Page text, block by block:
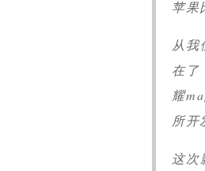
苹果
从
在了
耀
所开
这